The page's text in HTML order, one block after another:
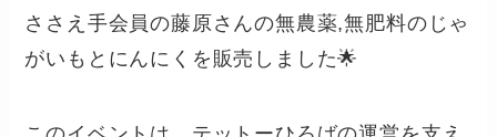
ささえ手会員の藤原さんの無農薬,無肥料のじゃ
がいもとにんにくを販売しました🌟